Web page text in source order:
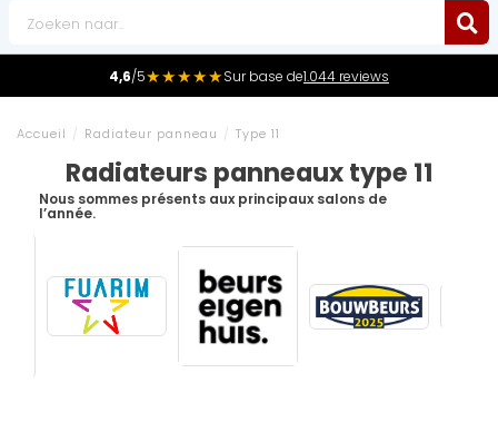
4,6/5★★★★★Sur base de1.044 reviews
Accueil / Radiateur panneau / Type 11
Radiateurs panneaux type 11
Nous sommes présents aux principaux salons de
l’année.